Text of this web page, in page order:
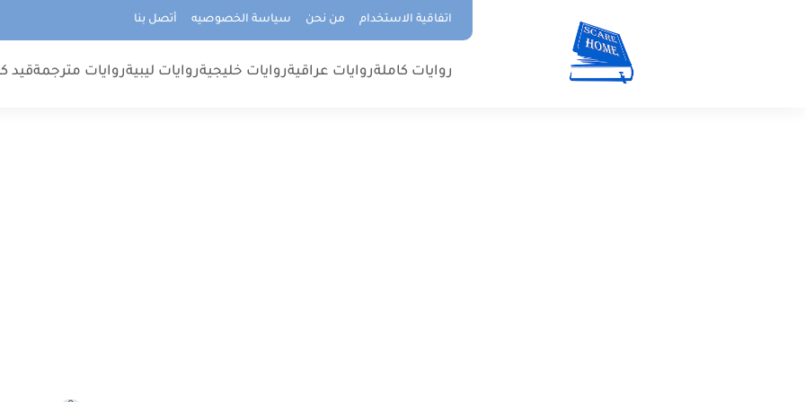
اتفاقية الاستخدام من نحن سياسة الخصوصيه أتصل بنا
روايات كاملةروايات عراقيةروايات خليجيةروايات ليبيةروايات مترجمةقيد